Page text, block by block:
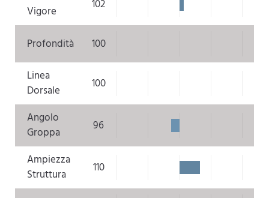
Vigore
102
Profondità
100
Linea
Dorsale
100
Angolo
Groppa
96
Ampiezza
Struttura
110